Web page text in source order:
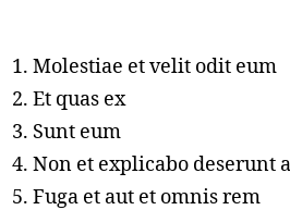
Molestiae et velit odit eum
Et quas ex
Sunt eum
Non et explicabo deserunt
Fuga et aut et omnis rem